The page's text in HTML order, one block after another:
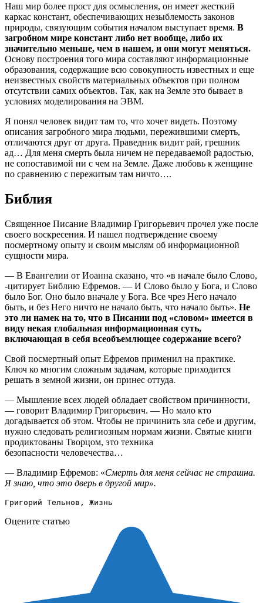
Наш мир более прост для осмысления, он имеет жесткий
каркас констант, обеспечивающих незыблемость законов
природы, связующим события началом выступает время. В
загробном мире констант либо нет вообще, либо их
значительно меньше, чем в нашем, и они могут меняться.
Основу построения того мира составляют информационные
образования, содержащие всю совокупность известных и еще
неизвестных свойств материальных объектов при полном
отсутствии самих объектов. Так, как на Земле это бывает в
условиях моделирования на ЭВМ.
Я понял человек видит там то, что хочет видеть. Поэтому
описания загробного мира людьми, пережившими смерть,
отличаются друг от друга. Праведник видит рай, грешник
ад… Для меня смерть была ничем не передаваемой радостью,
не сопоставимой ни с чем на Земле. Даже любовь к женщине
по сравнению с пережитым там ничто….
Библия
Священное Писание Владимир Григорьевич прочел уже после
своего воскресения. И нашел подтверждение своему
посмертному опыту и своим мыслям об информационной
сущности мира.
— В Евангелии от Иоанна сказано, что «в начале было Слово,
-цитирует Библию Ефремов. — И Слово было у Бога, и Слово
было Бог. Оно было вначале у Бога. Все чрез Него начало
быть, и без Него ничто не начало быть, что начало быть». Не
это ли намек на то, что в Писании под «словом» имеется в
виду некая глобальная информационная суть,
включающая в себя всеобъемлющее содержание всего?
Свой посмертный опыт Ефремов применил на практике.
Ключ ко многим сложным задачам, которые приходится
решать в земной жизни, он принес оттуда.
— Мышление всех людей обладает свойством причинности,
— говорит Владимир Григорьевич. — Но мало кто
догадывается об этом. Чтобы не причинить зла себе и другим,
нужно следовать религиозным нормам жизни. Святые книги
продиктованы Творцом, это техника
безопасности человечества…
— Владимир Ефремов: «Смерть для меня сейчас не страшна.
Я знаю, что это дверь в другой мир».
Григорий Тельнов, Жизнь
Оцените статью